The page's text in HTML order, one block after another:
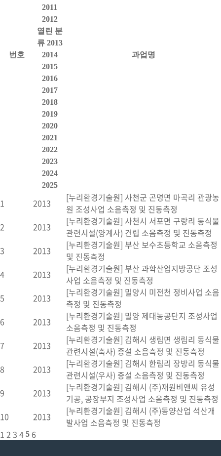
번호
2011
2012
열린 분
류 2013
2014
2015
2016
2017
2018
2019
2020
2021
2022
2023
2024
2025
과업명
1 2013
[누리환경기술원] 사천군 곤명면 마곡리 관광농
원 조성사업 소음측정 및 진동측정
2
2013
[누리환경기술원] 사천시 서포면 구랑리 동식물
관련시설(양계사) 건립 소음측정 및 진동측정
3
2013
[누리환경기술원] 부산 보수초등학교 소음측정
및 진동측정
4
2013
[누리환경기술원] 부산 과학산업지방공단 조성
사업 소음측정 및 진동측정
5
2013
[누리환경기술원] 밀양시 미전천 정비사업 소음
측정 및 진동측정
6
2013
[누리환경기술원] 밀양 제대농공단지 조성사업
소음측정 및 진동측정
7
2013
[누리환경기술원] 김해시 생림면 생림리 동식물
관련시설(축사) 증설 소음측정 및 진동측정
8
2013
[누리환경기술원] 김해시 한림리 장방리 동식물
관련시설(우사) 증설 소음측정 및 진동측정
9
2013
[누리환경기술원] 김해시 (주)재원비앤씨 유성
기공, 공장부지 조성사업 소음측정 및 진동측정
10
2013
[누리환경기술원] 김해시 (주)동양산업 석산개
발사업 소음측정 및 진동측정
1 2 3 4 5 6